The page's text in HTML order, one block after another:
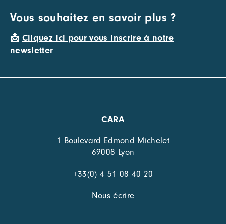
Vous souhaitez en savoir plus ?
📩 Cliquez ici pour vous inscrire à notre
newsletter
CARA
1 Boulevard Edmond Michelet
69008 Lyon
+33(0) 4 51 08 40 20
Nous écrire